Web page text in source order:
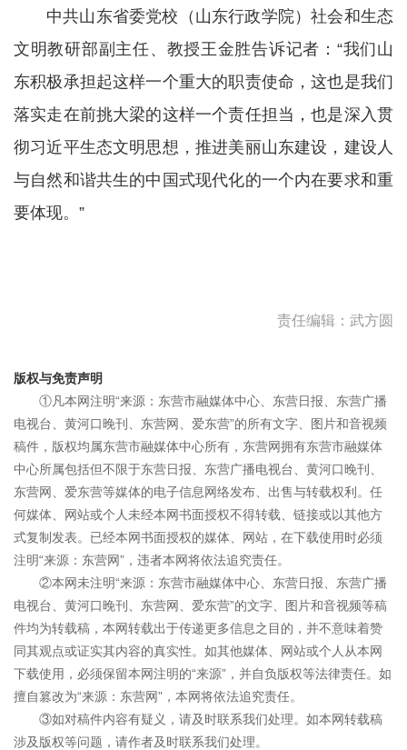
中共山东省委党校（山东行政学院）社会和生态
文明教研部副主任、教授王金胜告诉记者：“我们山
东积极承担起这样一个重大的职责使命，这也是我们
落实走在前挑大梁的这样一个责任担当，也是深入贯
彻习近平生态文明思想，推进美丽山东建设，建设人
与自然和谐共生的中国式现代化的一个内在要求和重
要体现。”
责任编辑：武方圆
版权与免责声明
①凡本网注明“来源：东营市融媒体中心、东营日报、东营广播
电视台、黄河口晚刊、东营网、爱东营”的所有文字、图片和音视频
稿件，版权均属东营市融媒体中心所有，东营网拥有东营市融媒体
中心所属包括但不限于东营日报、东营广播电视台、黄河口晚刊、
东营网、爱东营等媒体的电子信息网络发布、出售与转载权利。任
何媒体、网站或个人未经本网书面授权不得转载、链接或以其他方
式复制发表。已经本网书面授权的媒体、网站，在下载使用时必须
注明“来源：东营网”，违者本网将依法追究责任。
②本网未注明“来源：东营市融媒体中心、东营日报、东营广播
电视台、黄河口晚刊、东营网、爱东营”的文字、图片和音视频等稿
件均为转载稿，本网转载出于传递更多信息之目的，并不意味着赞
同其观点或证实其内容的真实性。如其他媒体、网站或个人从本网
下载使用，必须保留本网注明的“来源”，并自负版权等法律责任。如
擅自篡改为“来源：东营网”，本网将依法追究责任。
③如对稿件内容有疑义，请及时联系我们处理。如本网转载稿
涉及版权等问题，请作者及时联系我们处理。